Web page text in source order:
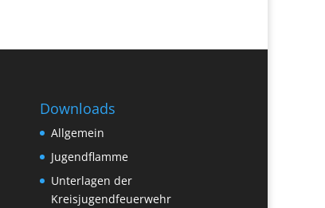
Downloads
Allgemein
Jugendflamme
Unterlagen der
Kreisjugendfeuerwehr